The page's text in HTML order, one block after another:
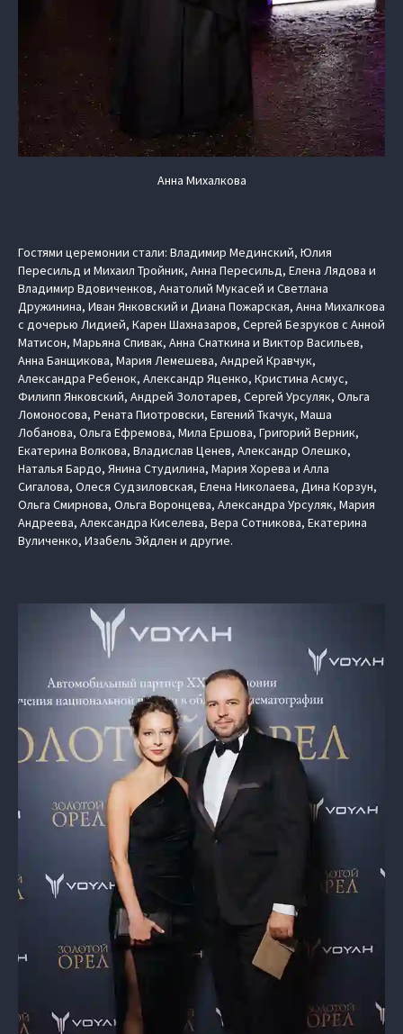
Анна Михалкова
Гостями церемонии стали: Владимир Мединский, Юлия
Пересильд и Михаил Тройник, Анна Пересильд, Елена Лядова и
Владимир Вдовиченков, Анатолий Мукасей и Светлана
Дружинина, Иван Янковский и Диана Пожарская, Анна Михалкова
с дочерью Лидией, Карен Шахназаров, Сергей Безруков с Анной
Матисон, Марьяна Спивак, Анна Снаткина и Виктор Васильев,
Анна Банщикова, Мария Лемешева, Андрей Кравчук,
Александра Ребенок, Александр Яценко, Кристина Асмус,
Филипп Янковский, Андрей Золотарев, Сергей Урсуляк, Ольга
Ломоносова, Рената Пиотровски, Евгений Ткачук, Маша
Лобанова, Ольга Ефремова, Мила Ершова, Григорий Верник,
Екатерина Волкова, Владислав Ценев, Александр Олешко,
Наталья Бардо, Янина Студилина, Мария Хорева и Алла
Сигалова, Олеся Судзиловская, Елена Николаева, Дина Корзун,
Ольга Смирнова, Ольга Воронцева, Александра Урсуляк, Мария
Андреева, Александра Киселева, Вера Сотникова, Екатерина
Вуличенко, Изабель Эйдлен и другие.